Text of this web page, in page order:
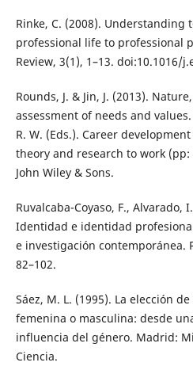
Rinke, C. (2008). Understanding
professional life to professional
Review, 3(1), 1–13. doi:10.1016/
Rounds, J. & Jin, J. (2013).
assessment of needs and
R. W. (Eds.). Career
theory and research to work (pp:
John Wiley & Sons.
Ruvalcaba-Coyaso, F., Alvarado,
Identidad e identidad
e investigación contemporánea.
82–102.
Sáez, M. L. (1995). La elección
femenina o masculina: desde
influencia del género. Madrid:
Ciencia.